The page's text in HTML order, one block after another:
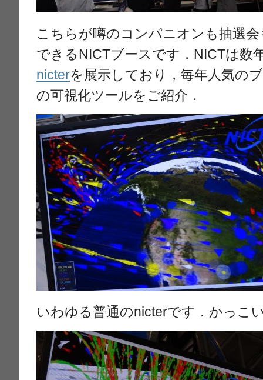
こちらが噂のコンパニオンも抽選
できるNICTブースです．NICTは数
nicterを展示しており，毎年人気の
の可視化ツールをご紹介．
いわゆる普通のnicterです．かっこ